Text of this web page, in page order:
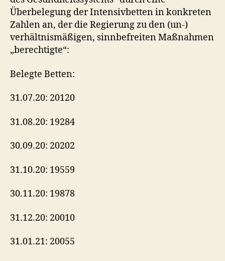
Überbelegung der Intensivbetten in konkreten
Zahlen an, der die Regierung zu den (un-)
verhältnismäßigen, sinnbefreiten Maßnahmen
„berechtigte“:
Belegte Betten:
31.07.20: 20120
31.08.20: 19284
30.09.20: 20202
31.10.20: 19559
30.11.20: 19878
31.12.20: 20010
31.01.21: 20055